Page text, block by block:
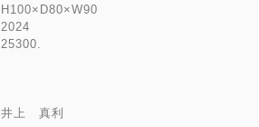
H100×D80×W90
2024
25300.
井上 真利